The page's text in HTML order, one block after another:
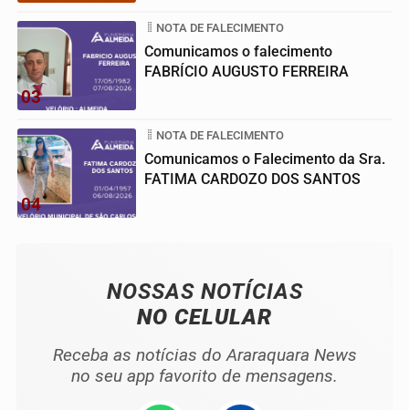
03
NOTA DE FALECIMENTO
Comunicamos o falecimento
FABRÍCIO AUGUSTO FERREIRA
04
NOTA DE FALECIMENTO
Comunicamos o Falecimento da Sra.
FATIMA CARDOZO DOS SANTOS
NOSSAS NOTÍCIAS
NO CELULAR
Receba as notícias do Araraquara News
no seu app favorito de mensagens.